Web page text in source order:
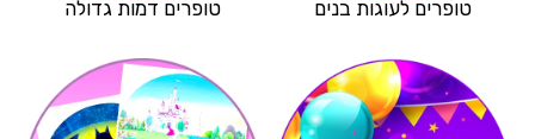
טופרים לעוגות בנים טופרים דמות גדולה